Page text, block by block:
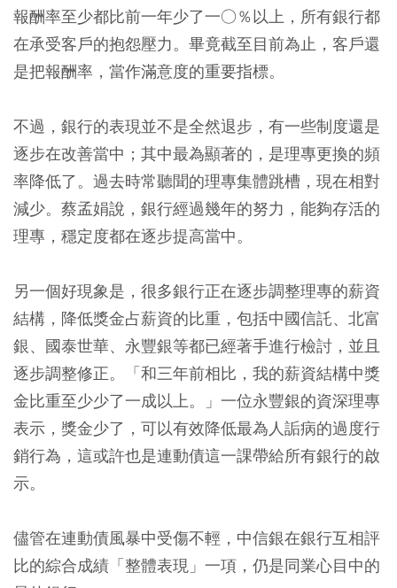
報酬率至少都比前一年少了一○％以上，所有銀行都
在承受客戶的抱怨壓力。畢竟截至目前為止，客戶還
是把報酬率，當作滿意度的重要指標。
不過，銀行的表現並不是全然退步，有一些制度還是
逐步在改善當中；其中最為顯著的，是理專更換的頻
率降低了。過去時常聽聞的理專集體跳槽，現在相對
減少。蔡孟娟說，銀行經過幾年的努力，能夠存活的
理專，穩定度都在逐步提高當中。
另一個好現象是，很多銀行正在逐步調整理專的薪資
結構，降低獎金占薪資的比重，包括中國信託、北富
銀、國泰世華、永豐銀等都已經著手進行檢討，並且
逐步調整修正。「和三年前相比，我的薪資結構中獎
金比重至少少了一成以上。」一位永豐銀的資深理專
表示，獎金少了，可以有效降低最為人詬病的過度行
銷行為，這或許也是連動債這一課帶給所有銀行的啟
示。
儘管在連動債風暴中受傷不輕，中信銀在銀行互相評
比的綜合成績「整體表現」一項，仍是同業心目中的